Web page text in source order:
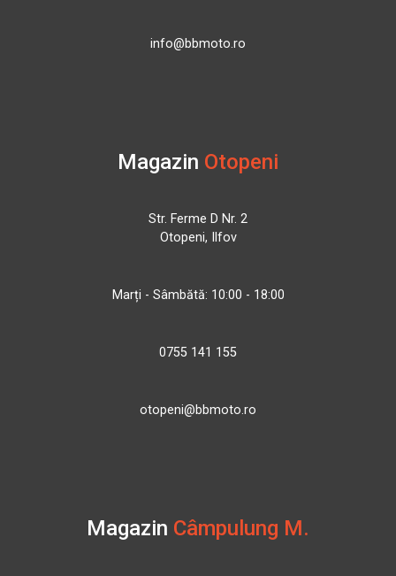
info@bbmoto.ro
Magazin Otopeni
Str. Ferme D Nr. 2
Otopeni, Ilfov
Marți - Sâmbătă: 10:00 - 18:00
0755 141 155
otopeni@bbmoto.ro
Magazin Câmpulung M.